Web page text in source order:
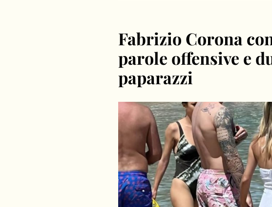
Fabrizio Corona
parole offensive e
paparazzi